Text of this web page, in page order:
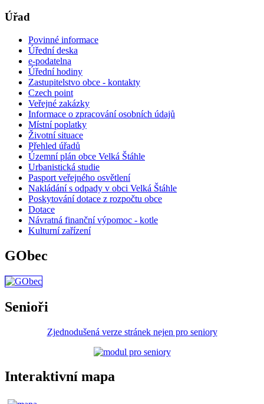
Úřad
Povinné informace
Úřední deska
e-podatelna
Úřední hodiny
Zastupitelstvo obce - kontakty
Czech point
Veřejné zakázky
Informace o zpracování osobních údajů
Místní poplatky
Životní situace
Přehled úřadů
Územní plán obce Velká Štáhle
Urbanistická studie
Pasport veřejného osvětlení
Nakládání s odpady v obci Velká Štáhle
Poskytování dotace z rozpočtu obce
Dotace
Návratná finanční výpomoc - kotle
Kulturní zařízení
GObec
Senioři
Zjednodušená verze stránek nejen pro seniory
Interaktivní mapa